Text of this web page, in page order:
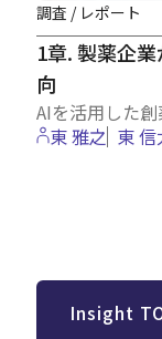
1章. 製薬企
向
AIを活用した
調査 / レポート
東 雅之 東 信
Insight